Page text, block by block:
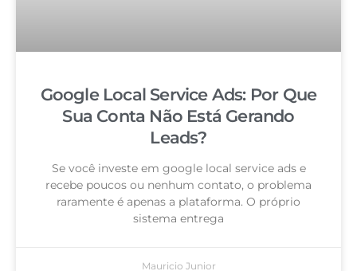
Google Local Service Ads: Por Que
Sua Conta Não Está Gerando
Leads?
Se você investe em google local service ads e
recebe poucos ou nenhum contato, o problema
raramente é apenas a plataforma. O próprio
sistema entrega
Mauricio Junior